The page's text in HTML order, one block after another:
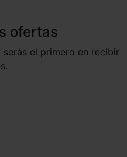
ofertas
el primero en recibir